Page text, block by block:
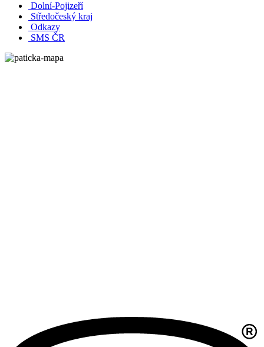
Dolní-Pojizeří
Středočeský kraj
Odkazy
SMS ČR